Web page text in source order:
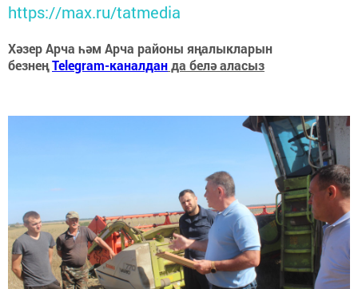
https://max.ru/tatmedia
Хәзер Арча һәм Арча районы яңалыкларын
безнеңTelegram-каналданда белә аласыз